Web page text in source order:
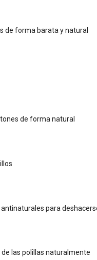
de forma barata y natural
de forma natural
para
las polillas naturalmente